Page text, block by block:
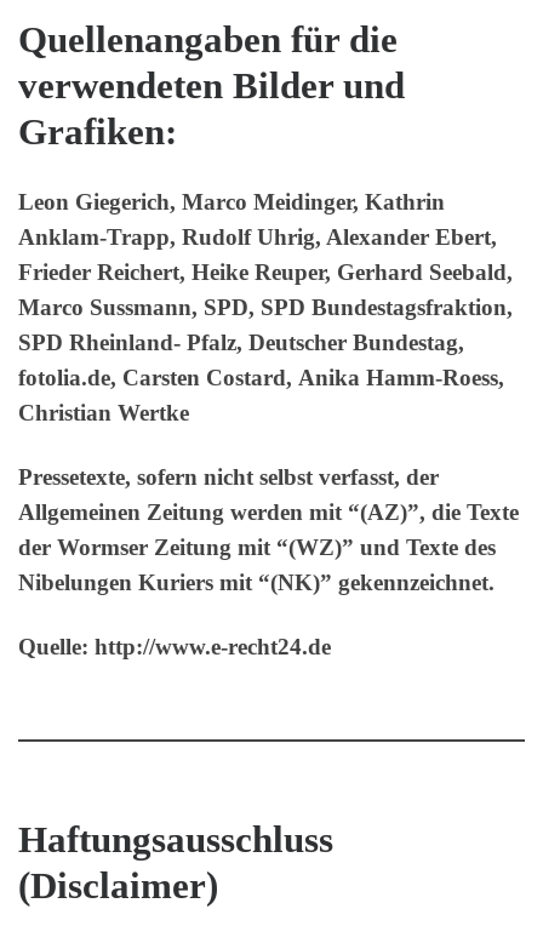
Quellenangaben für die
verwendeten Bilder und
Grafiken:
Leon Giegerich, Marco Meidinger, Kathrin
Anklam-Trapp, Rudolf Uhrig, Alexander Ebert,
Frieder Reichert, Heike Reuper, Gerhard Seebald,
Marco Sussmann, SPD, SPD Bundestagsfraktion,
SPD Rheinland- Pfalz, Deutscher Bundestag,
fotolia.de, Carsten Costard, Anika Hamm-Roess,
Christian Wertke
Pressetexte, sofern nicht selbst verfasst, der
Allgemeinen Zeitung werden mit “(AZ)”, die Texte
der Wormser Zeitung mit “(WZ)” und Texte des
Nibelungen Kuriers mit “(NK)” gekennzeichnet.
Quelle: http://www.e-recht24.de
Haftungsausschluss
(Disclaimer)